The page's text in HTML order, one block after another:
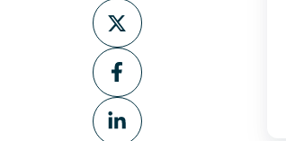
Deel
via
X
Deel
via
Facebook
Deel